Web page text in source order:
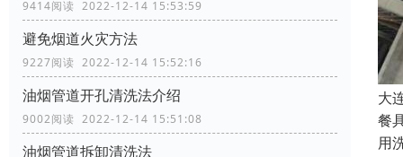
9414阅读 2022-12-14 15:53:59
避免烟道火灾方法
9227阅读 2022-12-14 15:52:16
油烟管道开孔清洗法介绍
9002阅读 2022-12-14 15:51:08
油烟管道拆卸清洗法
大
餐
用